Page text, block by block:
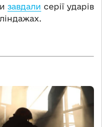
завдали серії ударів